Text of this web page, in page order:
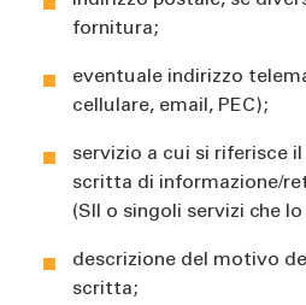
fornitura;
eventuale indirizzo
cellulare, email, PEC);
servizio a cui si riferisce
scritta di informazione/
(SII o singoli servizi che
descrizione del motivo
scritta;